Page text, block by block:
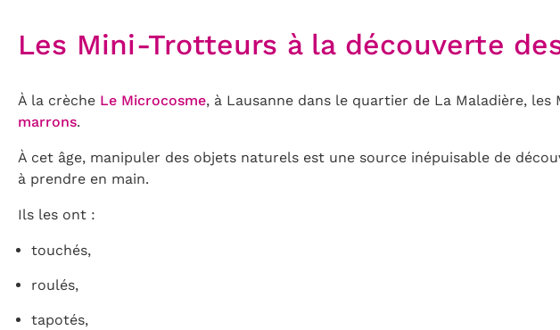
Les Mini-Trotteurs à la découverte
À la crèche Le Microcosme, à Lausanne dans le quartier de La Maladière,
marrons.
À cet âge, manipuler des objets naturels est une source inépuisable de
à prendre en main.
Ils les ont :
touchés,
roulés,
tapotés,